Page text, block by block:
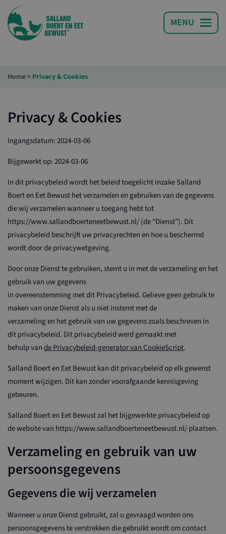
Home> Privacy & Cookies
Privacy & Cookies
Ingangsdatum: 2024-03-06
Bijgewerkt op: 2024-03-06
In dit privacybeleid wordt het beleid toegelicht inzake Salland
Boert en Eet Bewust het verzamelen en gebruiken van de gegevens
die wij verzamelen wanneer u toegang hebt tot
https://www.sallandboerteneetbewust.nl/ (de “Dienst”). Dit
privacybeleid beschrijft uw privacyrechten en hoe u beschermd
wordt door de privacywetgeving.
Door onze Dienst te gebruiken, stemt u in met de verzameling en het
gebruik van uw gegevens
in overeenstemming met dit Privacybeleid. Gelieve geen gebruik te
maken van onze Dienst als u niet instemt met de
verzameling en het gebruik van uw gegevens zoals beschreven in
dit privacybeleid. Dit privacybeleid werd gemaakt met
behulp vande Privacybeleid-generator van CookieScript.
Salland Boert en Eet Bewust kan dit privacybeleid op elk gewenst
moment wijzigen. Dit kan zonder voorafgaande kennisgeving
gebeuren.
Salland Boert en Eet Bewust zal het bijgewerkte privacybeleid op
de website van https://www.sallandboerteneetbewust.nl/ plaatsen.
Verzameling en gebruik van uw
persoonsgegevens
Gegevens die wij verzamelen
Wanneer u onze Dienst gebruikt, zal u gevraagd worden ons
persoonsgegevens te verstrekken die gebruikt wordt om contact